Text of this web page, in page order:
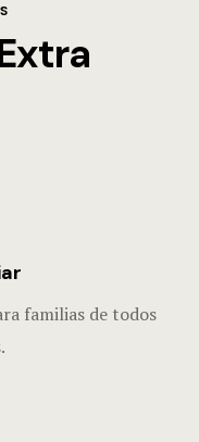
familias de todos